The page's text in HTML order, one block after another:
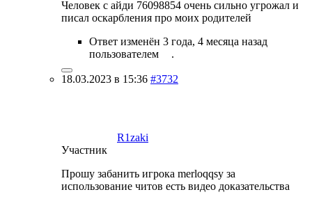
Человек с айди 76098854 очень сильно угрожал и
писал оскарбления про моих родителей
Ответ изменён 3 года, 4 месяца назад
пользователем
.
18.03.2023 в 15:36 #3732
R1zaki
Участник
Прошу забанить игрока merloqqsy за
использование читов есть видео доказательства